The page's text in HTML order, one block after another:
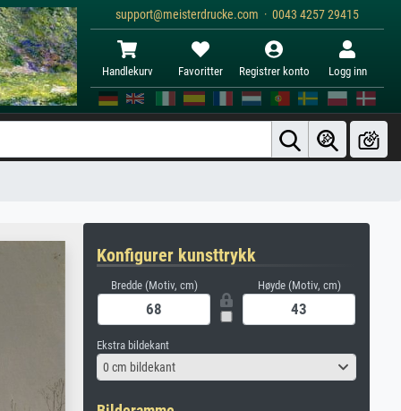
support@meisterdrucke.com · 0043 4257 29415
Handlekurv Favoritter Registrer konto Logg inn
Konfigurer kunsttrykk
Bredde (Motiv, cm) Høyde (Motiv, cm)
Ekstra bildekant
0 cm bildekant